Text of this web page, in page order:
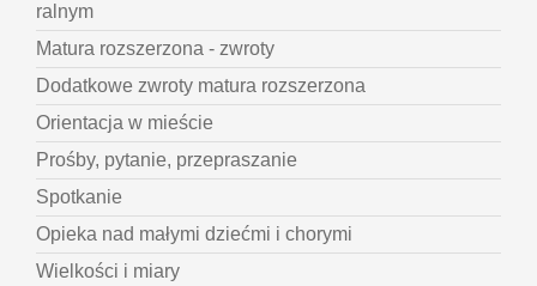
ralnym
Matura rozszerzona - zwroty
Dodatkowe zwroty matura rozszerzona
Orientacja w mieście
Prośby, pytanie, przepraszanie
Spotkanie
Opieka nad małymi dziećmi i chorymi
Wielkości i miary